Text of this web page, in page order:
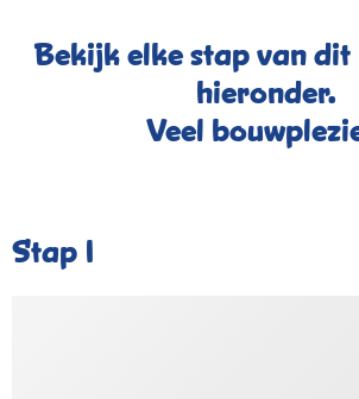
Bekijk elke stap van
hieronder.
Veel
Stap 1